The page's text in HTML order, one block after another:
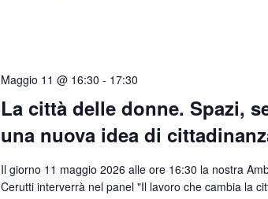
La città delle donne. Spazi,
una nuova idea di
Maggio 11 @ 16:30 - 17:30
Il giorno 11 maggio 2026 alle ore 16:30 la nostra
Cerutti interverrà nel panel "Il lavoro che cambia la